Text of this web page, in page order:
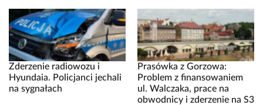
Zderzenie radiowozu i
Hyundaia. Policjanci jechali
na sygnałach
Prasówka z Gorzowa:
Problem z finansowaniem
ul. Walczaka, prace na
obwodnicy i zderzenie na S3